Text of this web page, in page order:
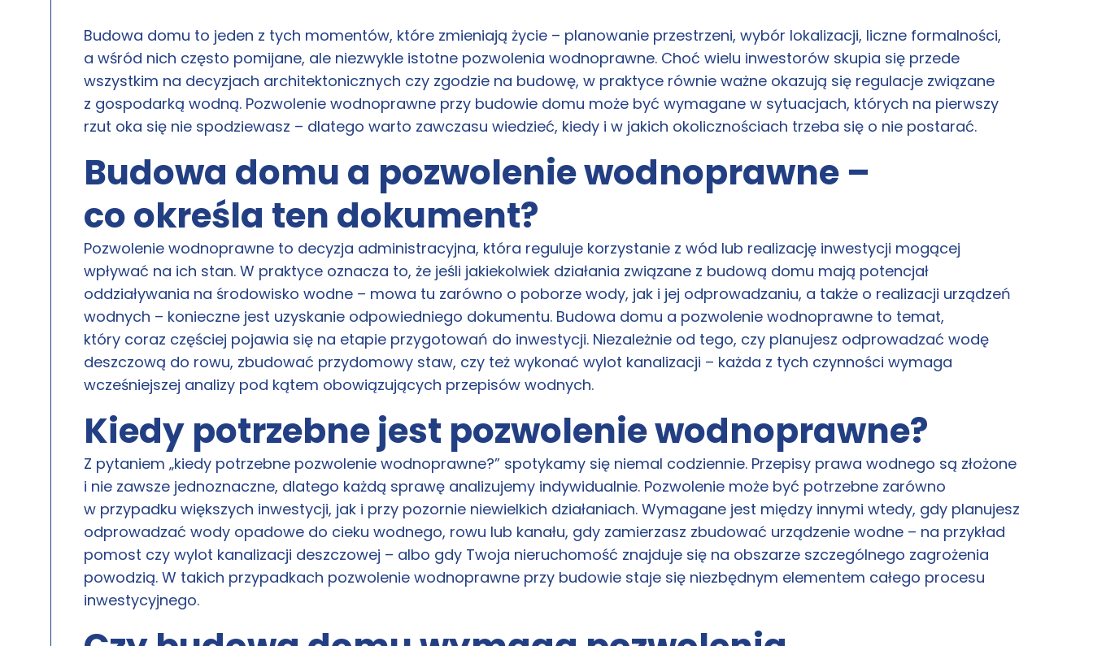
Budowa domu to jeden z tych momentów, które zmieniają życie – planowanie przestrzeni, wybór lokalizacji, liczne formalności,
a wśród nich często pomijane, ale niezwykle istotne pozwolenia wodnoprawne. Choć wielu inwestorów skupia się przede
wszystkim na decyzjach architektonicznych czy zgodzie na budowę, w praktyce równie ważne okazują się regulacje związane
z gospodarką wodną. Pozwolenie wodnoprawne przy budowie domu może być wymagane w sytuacjach, których na pierwszy
rzut oka się nie spodziewasz – dlatego warto zawczasu wiedzieć, kiedy i w jakich okolicznościach trzeba się o nie postarać.
Budowa domu a pozwolenie wodnoprawne –
co określa ten dokument?
Pozwolenie wodnoprawne to decyzja administracyjna, która reguluje korzystanie z wód lub realizację inwestycji mogącej
wpływać na ich stan. W praktyce oznacza to, że jeśli jakiekolwiek działania związane z budową domu mają potencjał
oddziaływania na środowisko wodne – mowa tu zarówno o poborze wody, jak i jej odprowadzaniu, a także o realizacji urządzeń
wodnych – konieczne jest uzyskanie odpowiedniego dokumentu. Budowa domu a pozwolenie wodnoprawne to temat,
który coraz częściej pojawia się na etapie przygotowań do inwestycji. Niezależnie od tego, czy planujesz odprowadzać wodę
deszczową do rowu, zbudować przydomowy staw, czy też wykonać wylot kanalizacji – każda z tych czynności wymaga
wcześniejszej analizy pod kątem obowiązujących przepisów wodnych.
Kiedy potrzebne jest pozwolenie wodnoprawne?
Z pytaniem „kiedy potrzebne pozwolenie wodnoprawne?” spotykamy się niemal codziennie. Przepisy prawa wodnego są złożone
i nie zawsze jednoznaczne, dlatego każdą sprawę analizujemy indywidualnie. Pozwolenie może być potrzebne zarówno
w przypadku większych inwestycji, jak i przy pozornie niewielkich działaniach. Wymagane jest między innymi wtedy, gdy planujesz
odprowadzać wody opadowe do cieku wodnego, rowu lub kanału, gdy zamierzasz zbudować urządzenie wodne – na przykład
pomost czy wylot kanalizacji deszczowej – albo gdy Twoja nieruchomość znajduje się na obszarze szczególnego zagrożenia
powodzią. W takich przypadkach pozwolenie wodnoprawne przy budowie staje się niezbędnym elementem całego procesu
inwestycyjnego.